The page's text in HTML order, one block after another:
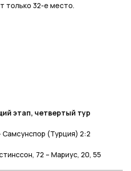
только 32-е место.
этап, четвертый тур
(Турция) 2:2
72 – Мариус, 20, 55